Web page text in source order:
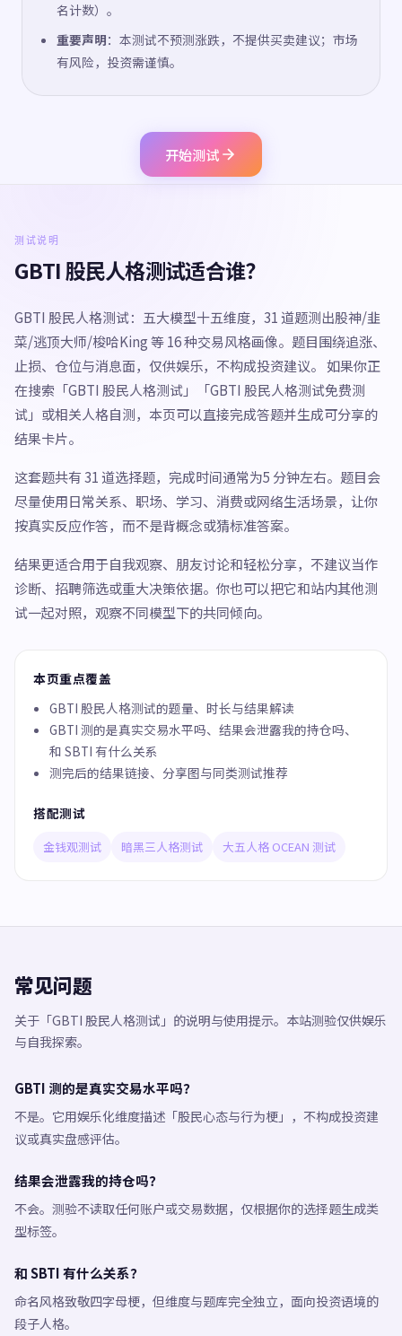
名计数）。
重要声明：本测试不预测涨跌，不提供买卖建议；市场
有风险，投资需谨慎。
开始测试
测试说明
GBTI 股民人格测试适合谁？
GBTI 股民人格测试：五大模型十五维度，31 道题测出股神/韭
菜/逃顶大师/梭哈King 等 16 种交易风格画像。题目围绕追涨、
止损、仓位与消息面，仅供娱乐，不构成投资建议。 如果你正
在搜索「GBTI 股民人格测试」「GBTI 股民人格测试免费测
试」或相关人格自测，本页可以直接完成答题并生成可分享的
结果卡片。
这套题共有 31 道选择题，完成时间通常为5 分钟左右。题目会
尽量使用日常关系、职场、学习、消费或网络生活场景，让你
按真实反应作答，而不是背概念或猜标准答案。
结果更适合用于自我观察、朋友讨论和轻松分享，不建议当作
诊断、招聘筛选或重大决策依据。你也可以把它和站内其他测
试一起对照，观察不同模型下的共同倾向。
本页重点覆盖
GBTI 股民人格测试的题量、时长与结果解读
GBTI 测的是真实交易水平吗、结果会泄露我的持仓吗、
和 SBTI 有什么关系
测完后的结果链接、分享图与同类测试推荐
搭配测试
金钱观测试 暗黑三人格测试 大五人格 OCEAN 测试
常见问题
关于「GBTI 股民人格测试」的说明与使用提示。本站测验仅供娱乐
与自我探索。
GBTI 测的是真实交易水平吗？
不是。它用娱乐化维度描述「股民心态与行为梗」，不构成投资建
议或真实盘感评估。
结果会泄露我的持仓吗？
不会。测验不读取任何账户或交易数据，仅根据你的选择题生成类
型标签。
和 SBTI 有什么关系？
命名风格致敬四字母梗，但维度与题库完全独立，面向投资语境的
段子人格。